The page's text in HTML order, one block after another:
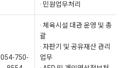
· 민원업무처리
054-750-
· 체육시설 대관 운영 및 총
괄
· 자판기 및 공유재산 관리
업무